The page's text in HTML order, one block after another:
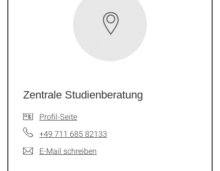
Zentrale Studienberatung
Profil-Seite
+49 711 685 82133
E-Mail schreiben